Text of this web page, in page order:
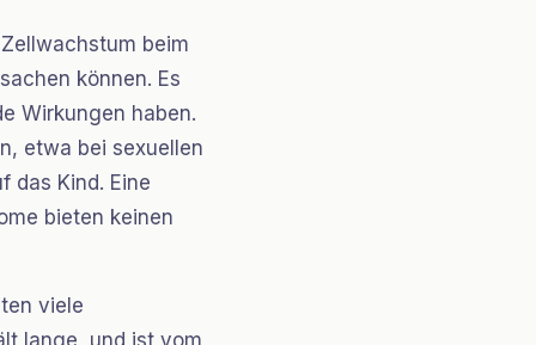
beim
können. Es
Wirkungen haben.
etwa bei sexuellen
das Kind. Eine
bieten keinen
viele
lange, und ist vom